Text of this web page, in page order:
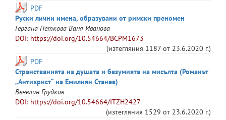
PDF
Руски лични имена, образувани от римски преномен
Гергана Петкова Ваня Иванова
DOI: https://doi.org/10.54664/BCPM1673
(изтегляния 1187 от 23.6.2020 г.)
PDF
Странстванията на душата и безумията на мисълта (Романът
„Антихрист“ на Емилиян Станев)
Венелин Грудков
DOI: https://doi.org/10.54664/ITZH2427
(изтегляния 1529 от 23.6.2020 г.)